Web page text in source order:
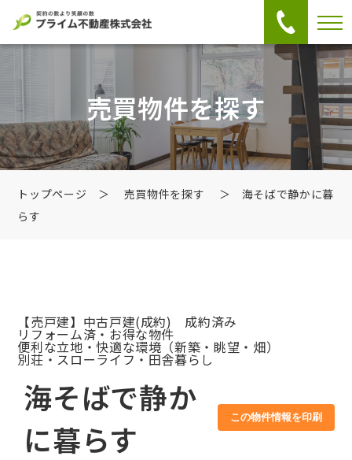
売買物件を探す
トップページ ＞ 売買物件を探す
＞ 海そばで静かに暮
らす
【売戸建】中古戸建(成約) 成約済み
リフォーム済・お得な物件
便利な立地・快適な環境（新築・眺望・畑）
別荘・スローライフ・田舎暮らし
海そばで静か
に暮らす
この物件情報を印刷